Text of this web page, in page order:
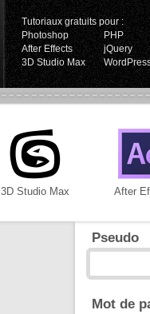
Tutoriaux gratuits pour :
Photoshop
PHP
After Effects
jQuery
3D Studio Max
3D Studio Max After
Pseudo
Mot de